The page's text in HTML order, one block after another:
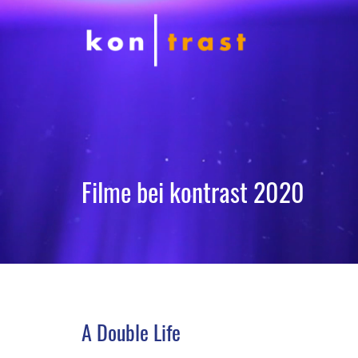
Filme bei kontrast 2020
A Double Life